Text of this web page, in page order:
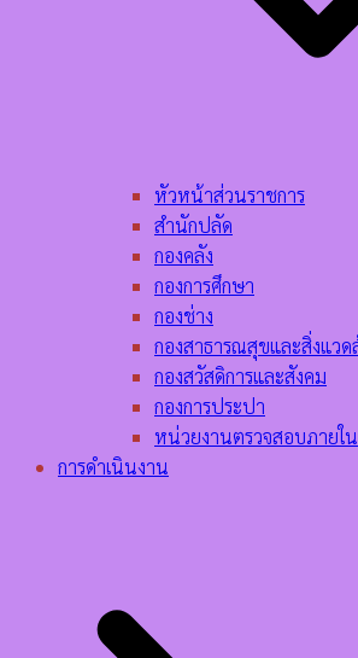
หัวหน้าส่วนราชการ
สำนักปลัด
กองคลัง
กองการศึกษา
กองช่าง
กองสาธารณสุขและสิ่งแวด
กองสวัสดิการและสังคม
กองการประปา
หน่วยงานตรวจสอบภายใน
การดำเนินงาน